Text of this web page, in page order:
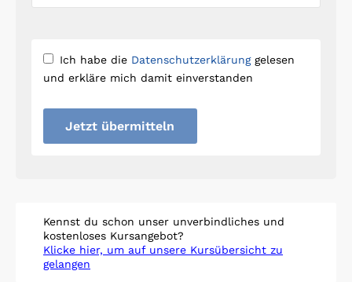
Ich habe die Datenschutzerklärunggelesen
und erkläre mich damit einverstanden
Jetzt übermitteln
Kennst du schon unser unverbindliches und
kostenloses Kursangebot?
Klicke hier, um auf unsere Kursübersicht zu
gelangen